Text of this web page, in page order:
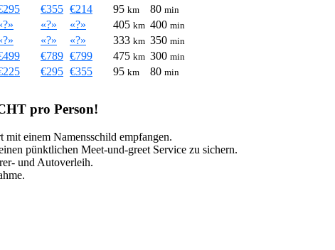
€355 €214 95 km 80 min
«?» «?» 405 km 400 min
«?» «?» 333 km 350 min
€789 €799 475 km 300 min
€295 €355 95 km 80 min
pro Person!
einem Namensschild empfangen.
pünktlichen Meet-und-greet Service zu sichern.
und Autoverleih.